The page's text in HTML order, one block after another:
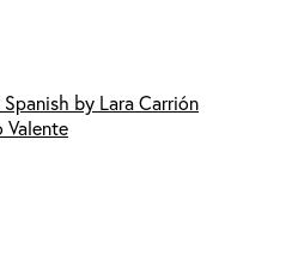
by Lara Carrión
Valente